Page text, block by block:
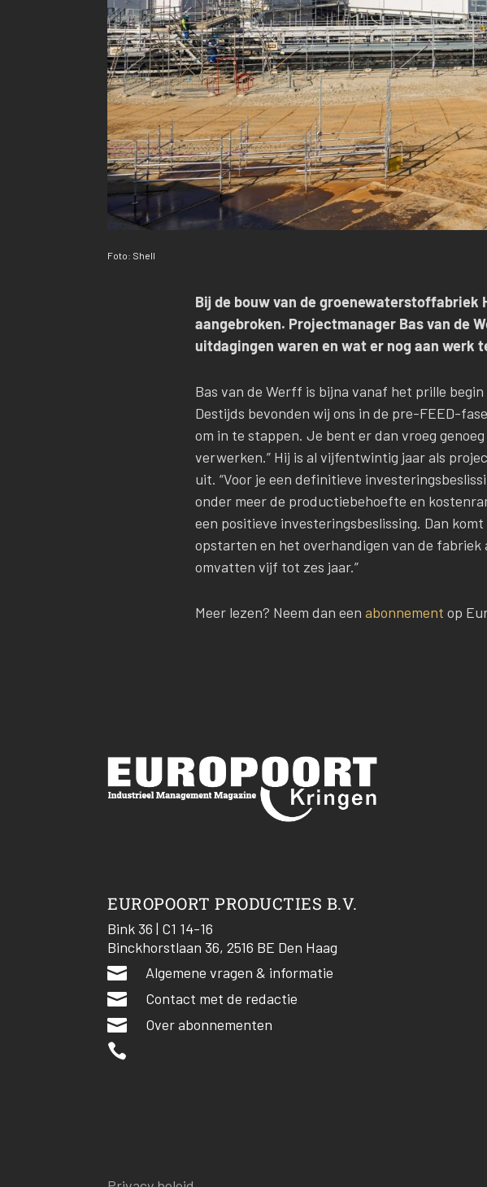
Foto: Shell
Bij de bouw van de groenewaterstoffabriek
aangebroken. Projectmanager Bas van de
uitdagingen waren en wat er nog aan werk
Bas van de Werff is bijna vanaf het prille
Destijds bevonden wij ons in de pre-FEED-
om in te stappen. Je bent er dan vroeg
verwerken.” Hij is al vijfentwintig jaar als
uit. “Voor je een definitieve
onder meer de productiebehoefte en
een positieve investeringsbeslissing. Dan
opstarten en het overhandigen van de
omvatten vijf tot zes jaar.”
Meer lezen? Neem dan een abonnement op
EUROPOORT PRODUCTIES B.V.
Bink 36 | C1 14-16
Binckhorstlaan 36, 2516 BE Den Haag
 Algemene vragen & informatie
 Contact met de redactie
 Over abonnementen
